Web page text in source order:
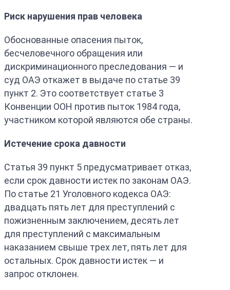
Риск нарушения прав человека
Обоснованные опасения пыток,
бесчеловечного обращения или
дискриминационного преследования — и
суд ОАЭ откажет в выдаче по статье 39
пункт 2. Это соответствует статье 3
Конвенции ООН против пыток 1984 года,
участником которой являются обе страны.
Истечение срока давности
Статья 39 пункт 5 предусматривает отказ,
если срок давности истек по законам ОАЭ.
По статье 21 Уголовного кодекса ОАЭ:
двадцать пять лет для преступлений с
пожизненным заключением, десять лет
для преступлений с максимальным
наказанием свыше трех лет, пять лет для
остальных. Срок давности истек — и
запрос отклонен.